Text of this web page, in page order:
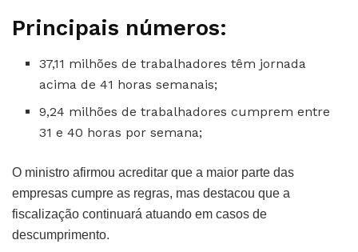
Principais números:
37,11 milhões de trabalhadores têm jornada
acima de 41 horas semanais;
9,24 milhões de trabalhadores cumprem entre
31 e 40 horas por semana;
O ministro afirmou acreditar que a maior parte das
empresas cumpre as regras, mas destacou que a
fiscalização continuará atuando em casos de
descumprimento.